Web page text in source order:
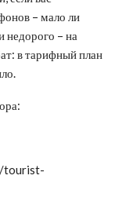
– мало ли
недорого – на
в тарифный план
tourist-